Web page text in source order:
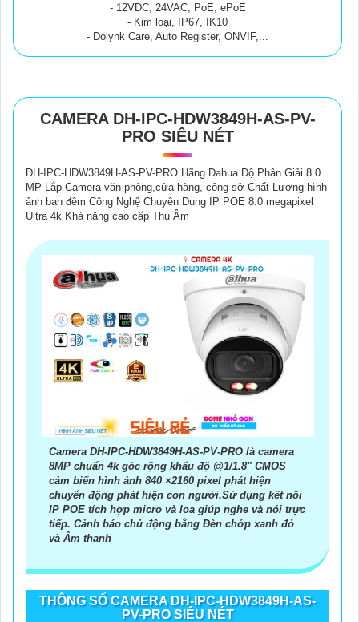
- 12VDC, 24VAC, PoE, ePoE
- Kim loại, IP67, IK10
- Dolynk Care, Auto Register, ONVIF,...
CAMERA DH-IPC-HDW3849H-AS-PV-
PRO SIÊU NÉT
DH-IPC-HDW3849H-AS-PV-PRO Hãng Dahua Độ Phân Giải 8.0
MP Lắp Camera văn phòng,cửa hàng, công sở Chất Lượng hình
ảnh ban đêm Công Nghệ Chuyên Dụng IP POE 8.0 megapixel
Ultra 4k Khả năng cao cấp Thu Âm
Camera DH-IPC-HDW3849H-AS-PV-PRO là camera
8MP chuẩn 4k góc rộng khẩu độ @1/1.8" CMOS
cảm biến hình ảnh 840 ×2160 pixel phát hiện
chuyển động phát hiện con người.Sử dụng kết nối
IP POE tích hợp micro và loa giúp nghe và nói trực
tiếp. Cảnh báo chủ động bằng Đèn chớp xanh đỏ
và Âm thanh
THÔNG SỐ CAMERA DH-IPC-HDW3849H-AS-
PV-PRO SIÊU NÉT